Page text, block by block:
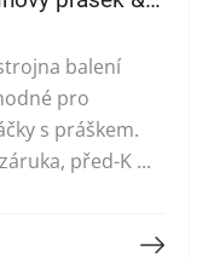
balení
pro
s práškem.
před-K ...
Přečtěte si více